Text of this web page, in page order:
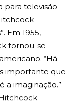
para televisão
Em 1955,
tornou-se
“Há
importante que
a imaginação.”